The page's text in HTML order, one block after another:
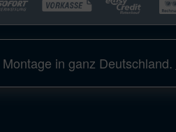
in ganz Deutschland.